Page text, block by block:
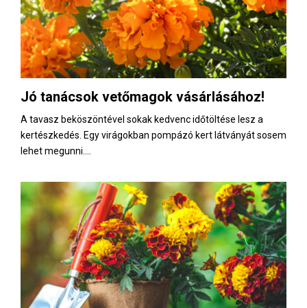
Jó tanácsok vetőmagok vásárlásához!
A tavasz beköszöntével sokak kedvenc időtöltése lesz a
kertészkedés. Egy virágokban pompázó kert látványát sosem
lehet megunni....